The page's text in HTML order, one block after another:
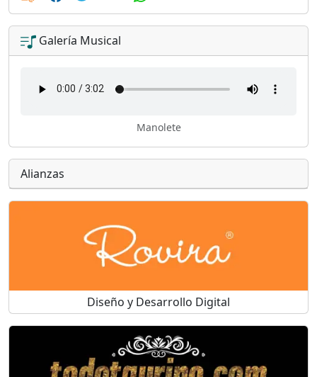
Galería Musical
Manolete
Alianzas
Diseño y Desarrollo Digital